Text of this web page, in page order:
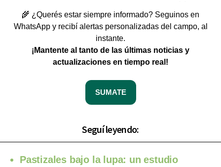
🌾 ¿Querés estar siempre informado? Seguinos en
WhatsApp y recibí alertas personalizadas del campo, al
instante.
¡Mantente al tanto de las últimas noticias y
actualizaciones en tiempo real!
SUMATE
Seguí leyendo:
Pastizales bajo la lupa: un estudio